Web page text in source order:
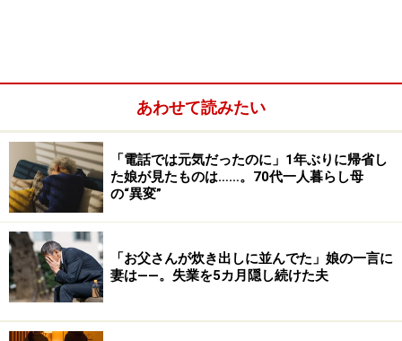
あわせて読みたい
「電話では元気だったのに」1年ぶりに帰省し
た娘が見たものは……。70代一人暮らし母
の“異変”
「お父さんが炊き出しに並んでた」娘の一言に
妻は――。失業を5カ月隠し続けた夫